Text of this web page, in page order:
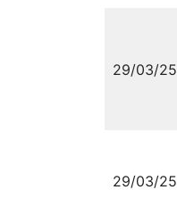
29/03/25
29/03/25